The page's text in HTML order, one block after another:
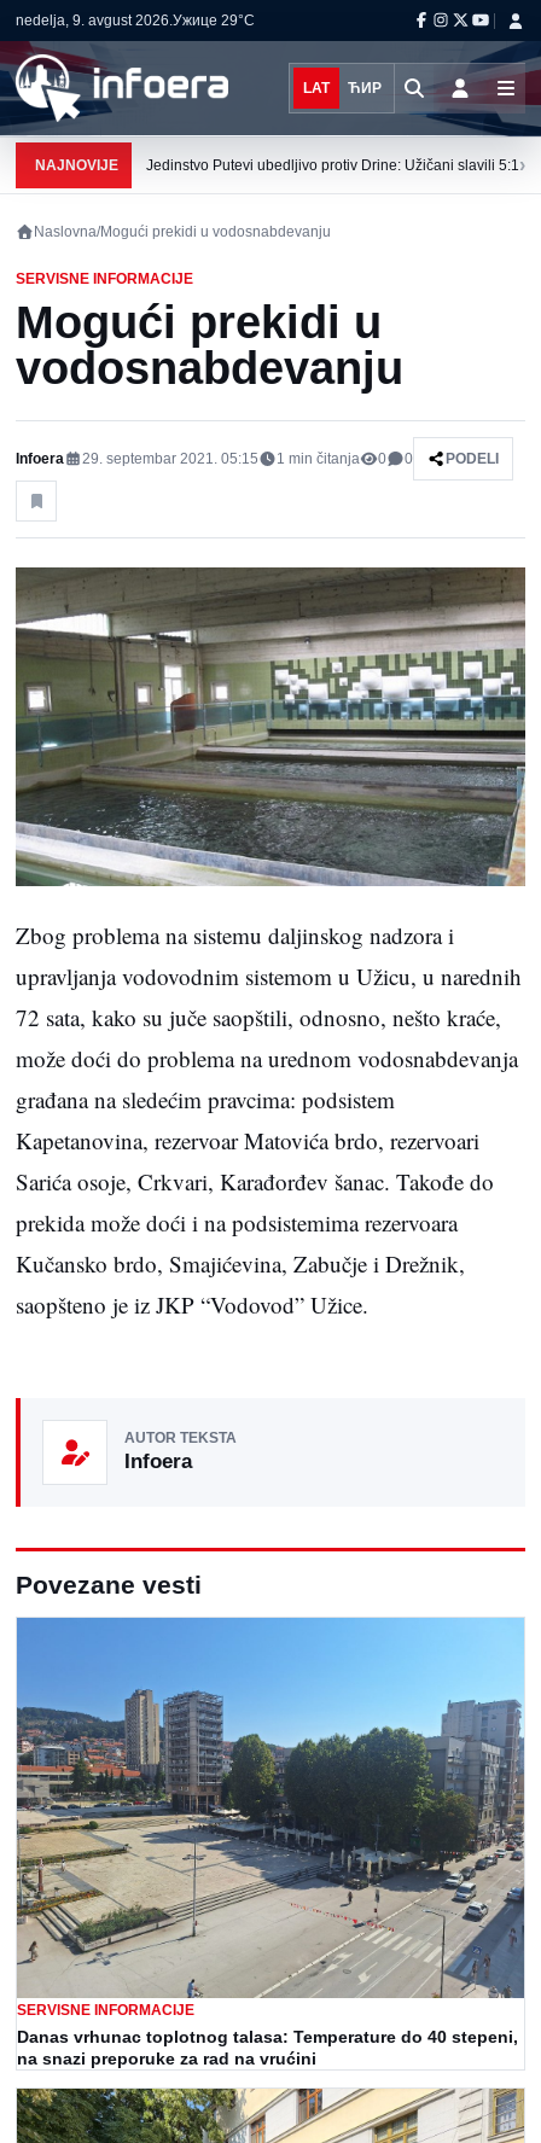
nedelja, 9. avgust 2026.Ужице 29°C
LAT ЋИР
NAJNOVIJE Jedinstvo Putevi ubedljivo protiv Drine: Užičani slavili 5:1›
Naslovna/Mogući prekidi u vodosnabdevanju
SERVISNE INFORMACIJE
Mogući prekidi u
vodosnabdevanju
Infoera 29. septembar 2021. 05:15 1 min čitanja 0 0 PODELI
Zbog problema na sistemu daljinskog nadzora i
upravljanja vodovodnim sistemom u Užicu, u narednih
72 sata, kako su juče saopštili, odnosno, nešto kraće,
može doći do problema na urednom vodosnabdevanja
građana na sledećim pravcima: podsistem
Kapetanovina, rezervoar Matovića brdo, rezervoari
Sarića osoje, Crkvari, Karađorđev šanac. Takođe do
prekida može doći i na podsistemima rezervoara
Kučansko brdo, Smajićevina, Zabučje i Drežnik,
saopšteno je iz JKP “Vodovod” Užice.
AUTOR TEKSTA
Infoera
Povezane vesti
SERVISNE INFORMACIJE
Danas vrhunac toplotnog talasa: Temperature do 40 stepeni,
na snazi preporuke za rad na vrućini